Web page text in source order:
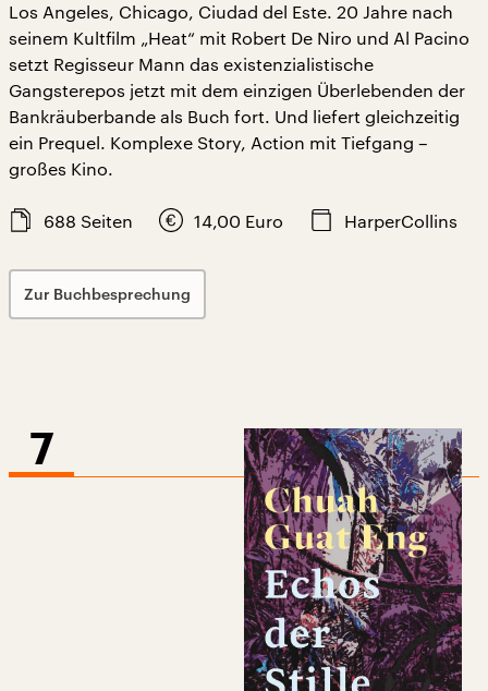
Los Angeles, Chicago, Ciudad del Este. 20 Jahre nach
seinem Kultfilm „Heat“ mit Robert De Niro und Al Pacino
setzt Regisseur Mann das existenzialistische
Gangsterepos jetzt mit dem einzigen Überlebenden der
Bankräuberbande als Buch fort. Und liefert gleichzeitig
ein Prequel. Komplexe Story, Action mit Tiefgang –
großes Kino.
688 Seiten 14,00 Euro HarperCollins
Zur Buchbesprechung
7